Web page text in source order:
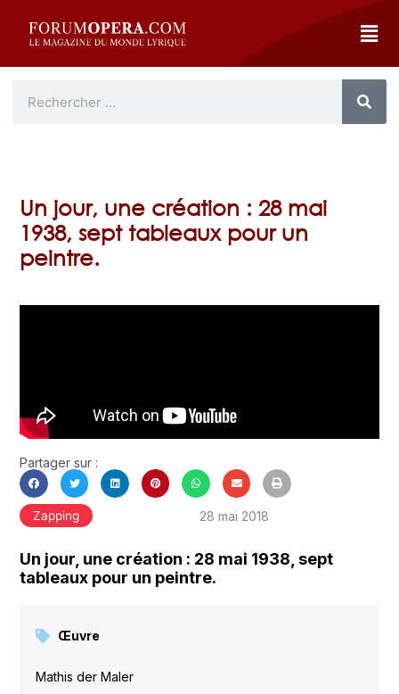
Un jour, une création : 28 mai
1938, sept tableaux pour un
peintre.
Partager sur :
Zapping 28 mai 2018
Un jour, une création : 28 mai 1938, sept
tableaux pour un peintre.
Œuvre
Mathis der Maler